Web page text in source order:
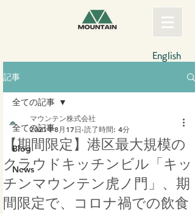
English
記事
全ての記事
Blog
News
全ての記事
【期間限定】港区最大規模の
クラウドキッチンビル「キッ
チンマウンテン虎ノ門」、期
間限定で、コロナ禍での飲食
マウンテン株式会社
2021年8月17日 読了時間: 4分